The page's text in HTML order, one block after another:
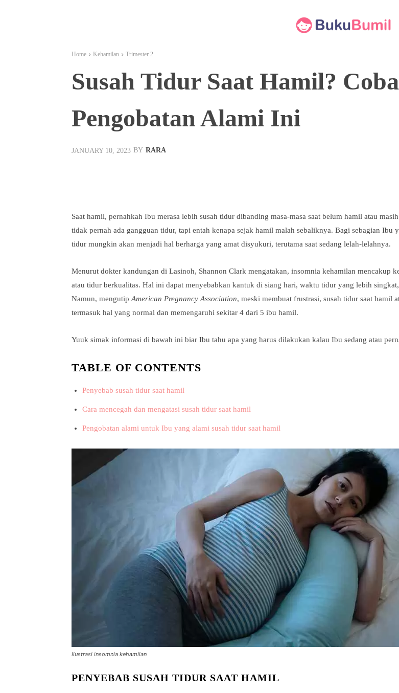
Home Kehamilan Trimester 2
Susah Tidur Saat Hamil?
Pengobatan Alami Ini
JANUARY 10, 2023 BY RARA
Saat hamil, pernahkah Ibu merasa lebih susah tidur dibanding masa-masa saat belum hamil atau
tidak pernah ada gangguan tidur, tapi entah kenapa sejak hamil malah sebaliknya. Bagi sebagian Ibu
tidur mungkin akan menjadi hal berharga yang amat disyukuri, terutama saat sedang lelah-lelahnya.
Menurut dokter kandungan di Lasinoh, Shannon Clark mengatakan, insomnia kehamilan mencakup
atau tidur berkualitas. Hal ini dapat menyebabkan kantuk di siang hari, waktu tidur yang lebih
Namun, mengutipAmerican Pregnancy Association, meski membuat frustrasi, susah tidur saat hamil
termasuk hal yang normal dan memengaruhi sekitar 4 dari 5 ibu hamil.
Yuuk simak informasi di bawah ini biar Ibu tahu apa yang harus dilakukan kalau Ibu sedang atau
TABLE OF CONTENTS
Penyebab susah tidur saat hamil
Cara mencegah dan mengatasi susah tidur saat hamil
Pengobatan alami untuk Ibu yang alami susah tidur saat hamil
Ilustrasi insomnia kehamilan
PENYEBAB SUSAH TIDUR SAAT HAMIL